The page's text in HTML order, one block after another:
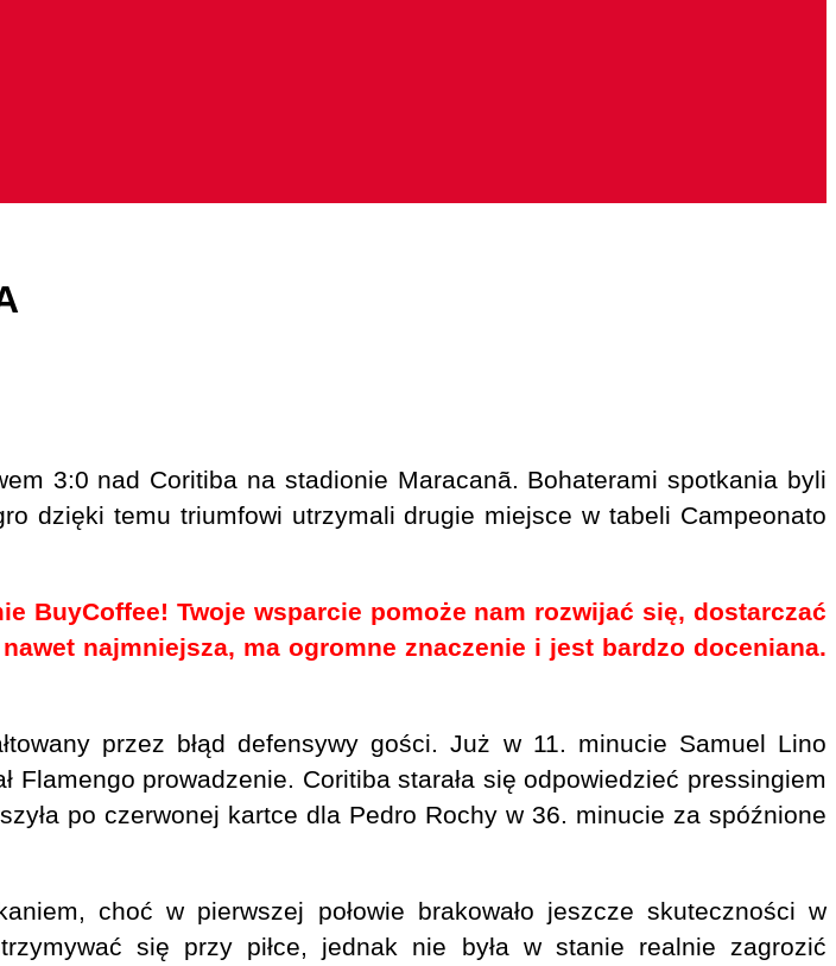
3:0 nad Coritiba na stadionie Maracanã. Bohaterami spotkania byli
dzięki temu triumfowi utrzymali drugie miejsce w tabeli Campeonato
BuyCoffee! Twoje wsparcie pomoże nam rozwijać się, dostarczać
najmniejsza, ma ogromne znaczenie i jest bardzo doceniana.
przez błąd defensywy gości. Już w 11. minucie Samuel Lino
Flamengo prowadzenie. Coritiba starała się odpowiedzieć pressingiem
po czerwonej kartce dla Pedro Rochy w 36. minucie za spóźnione
choć w pierwszej połowie brakowało jeszcze skuteczności w
się przy piłce, jednak nie była w stanie realnie zagrozić